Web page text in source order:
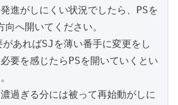
進がしにくい状況でしたら、PSを
へ開いてください。
があればSJを薄い番手に変更をし
要を感じたらPSを開いていくとい
過ぎる分には被って再始動がしに